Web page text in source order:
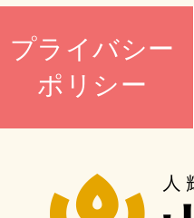
プライバシー
ポリシー